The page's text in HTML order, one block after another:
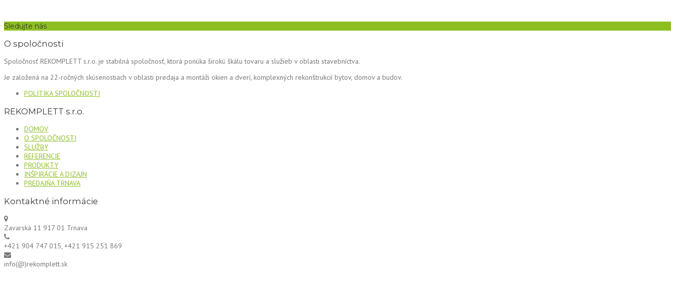
Sledujte nás
O spoločnosti
Spoločnosť REKOMPLETT s.r.o. je stabilná spoločnosť, ktorá ponúka širokú škálu tovaru a služieb v oblasti stavebníctva.
Je založená na 22-ročných skúsenostiach v oblasti predaja a montáži okien a dverí, komplexných rekonštrukcií bytov, domov a budov.
POLITIKA SPOLOČNOSTI
REKOMPLETT s.r.o.
DOMOV
O SPOLOČNOSTI
SLUŽBY
REFERENCIE
PRODUKTY
INŠPIRÁCIE A DIZAJN
PREDAJŇA TRNAVA
Kontaktné informácie
Zavarská 11 917 01 Trnava
+421 904 747 015, +421 915 251 869
info(@)rekomplett.sk